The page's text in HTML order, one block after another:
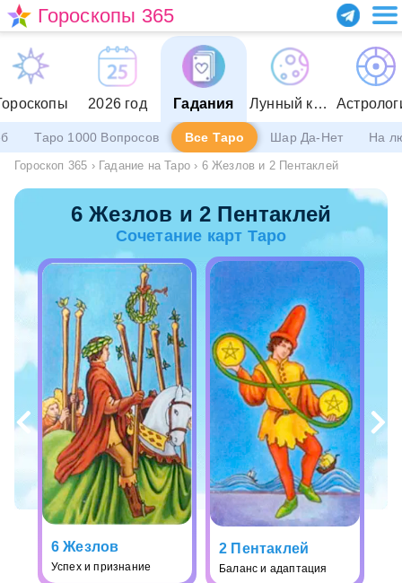
Гороскопы 365
2026 год Гадания Лунный календарь
Таро 1000 Вопросов Все Таро Шар Да-Нет На
Гороскоп 365 › Гадание на Таро › 6 Жезлов и 2 Пентаклей
6 Жезлов и 2 Пентаклей
Сочетание карт Таро
6 Жезлов
Успех и признание
2 Пентаклей
Баланс и адаптация